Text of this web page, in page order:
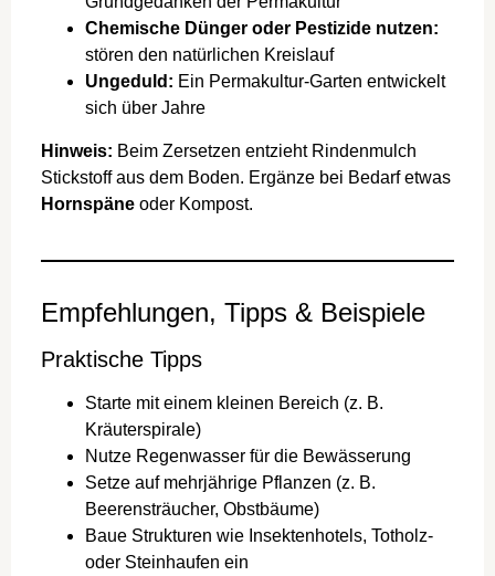
Chemische Dünger oder Pestizide nutzen:
stören den natürlichen Kreislauf
Ungeduld: Ein Permakultur-Garten entwickelt
sich über Jahre
Hinweis: Beim Zersetzen entzieht Rindenmulch
Stickstoff aus dem Boden. Ergänze bei Bedarf etwas
Hornspäne oder Kompost.
Empfehlungen, Tipps & Beispiele
Praktische Tipps
Starte mit einem kleinen Bereich (z. B.
Kräuterspirale)
Nutze Regenwasser für die Bewässerung
Setze auf mehrjährige Pflanzen (z. B.
Beerensträucher, Obstbäume)
Baue Strukturen wie Insektenhotels, Totholz-
oder Steinhaufen ein